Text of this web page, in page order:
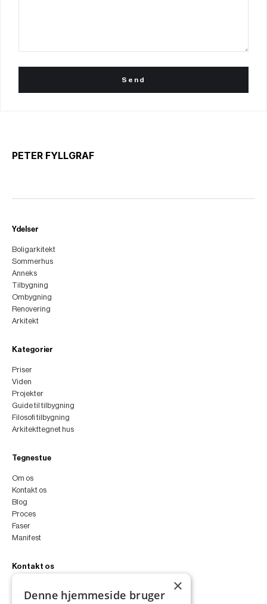
PETER FYLLGRAF
Ydelser
Boligarkitekt
Sommerhus
Anneks
Tilbygning
Ombygning
Renovering
Arkitekt
Kategorier
Priser
Viden
Projekter
Guide til tilbygning
Filosofi tilbygning
Arkitekttegnet hus
Tegnestue
Om os
Kontakt os
Blog
Proces
Faser
Manifest
Kontakt os
+45 4252 0011
×
Denne hjemmeside bruger